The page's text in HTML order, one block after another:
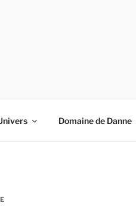
Domaine de Danne